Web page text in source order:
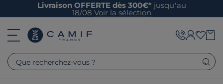
Livraison OFFERTE dès 300€* jusqu’au
18/08 Voir la sélection
Que recherchez-vous ?